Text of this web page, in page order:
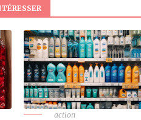
action